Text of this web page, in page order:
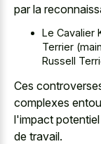
par la
Le Cavalier
Terrier
Russell
Ces
complexes
l'impact
de travail.